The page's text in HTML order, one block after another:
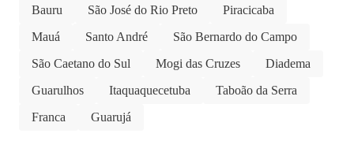
Bauru
São José do Rio Preto
Piracicaba
Mauá
Santo André
São Bernardo do Campo
São Caetano do Sul
Mogi das Cruzes
Diadema
Guarulhos
Itaquaquecetuba
Taboão da Serra
Franca
Guarujá